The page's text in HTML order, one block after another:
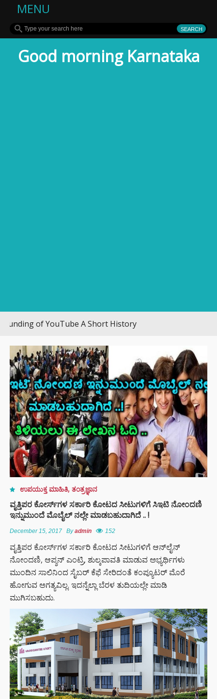
MENU
Good morning Karnataka
of YouTube A Short History
ಉಪಯುಕ್ತ ಮಾಹಿತಿ, ತಂತ್ರಜ್ಞಾನ
ವೃತ್ತಿಪರ ಕೋರ್ಸ್‌ಗಳ ಸರ್ಕಾರಿ ಕೋಟದ ಸೀಟುಗಳಿಗೆ ಸಿಇಟಿ ನೋಂದಣಿ
ಇನ್ನುಮುಂದೆ ಮೊಬೈಲ್ ನಲ್ಲೇ ಮಾಡಬಹುದಾಗಿದೆ .. !
December 15, 2017 Byadmin 152
ವೃತ್ತಿಪರ ಕೋರ್ಸ್‌ಗಳ ಸರ್ಕಾರಿ ಕೋಟದ ಸೀಟುಗಳಿಗೆ ಆನ್‌ಲೈನ್‌
ನೋಂದಣಿ, ಆಪ್ಶನ್‌ ಎಂಟ್ರಿ, ಶುಲ್ಕಪಾವತಿ ಮಾಡುವ ಅಭ್ಯರ್ಥಿಗಳು
ಮುಂದಿನ ಸಾಲಿನಿಂದ ಸೈಬರ್‌ ಕೆಫೆ ಸೇರಿದಂತೆ ಕಂಪ್ಯೂಟರ್‌ ಮೊರೆ
ಹೋಗುವ ಅಗತ್ಯವಿಲ್ಲ. ಇದನ್ನೆಲ್ಲಾ ಬೆರಳ ತುದಿಯಲ್ಲೇ ಮಾಡಿ
ಮುಗಿಸಬಹುದು.